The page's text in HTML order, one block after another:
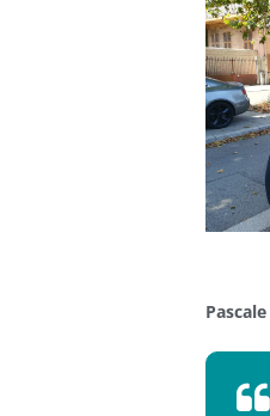
Pascale